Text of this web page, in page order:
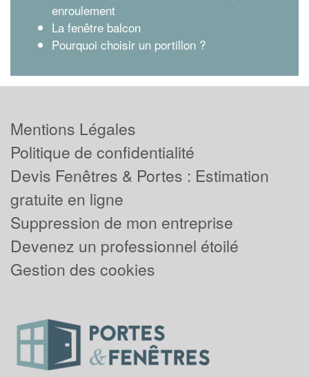
enroulement
La fenêtre balcon
Pourquoi choisir un portillon ?
Mentions Légales
Politique de confidentialité
Devis Fenêtres & Portes : Estimation
gratuite en ligne
Suppression de mon entreprise
Devenez un professionnel étoilé
Gestion des cookies